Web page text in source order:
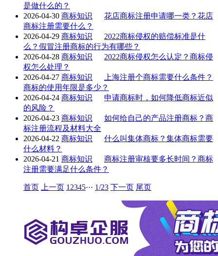
是做什么的？
2026-04-30 商标知识
花店商标注册申请哪一类？花店
商标注册需要什么？
2026-04-29 商标知识
2022商标侵权的赔偿标准是什
么？假冒注册商标的行为有哪些？
2026-04-28 商标知识
2022商标侵权怎么认定？商标侵
权怎么处理？
2026-04-27 商标知识
上海注册个商标需要什么条件？
商标的使用年限是多少？
2026-04-24 商标知识
申请商标时，如何降低商标近似
的风险？
2026-04-23 商标知识
如何给自己的产品注册商标？商
标注册流程及材料大全
2026-04-22 商标知识
什么叫集体商标？集体商标需要
什么材料？
2026-04-21 商标知识
商标注册审核要多长时间？商标
注册需要满足什么条件？
首页 上一页 1 2345··· 1/23 下一页 尾页